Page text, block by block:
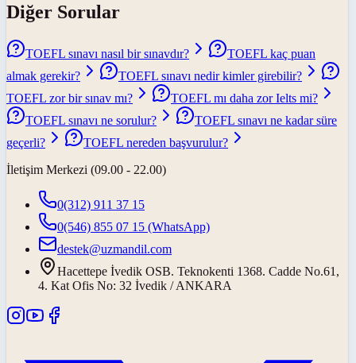
Diğer Sorular
TOEFL sınavı nasıl bir sınavdır?
TOEFL kaç puan
almak gerekir?
TOEFL sınavı nedir kimler girebilir?
TOEFL zor bir sınav mı?
TOEFL mı daha zor Ielts mi?
TOEFL sınavı ne sorulur?
TOEFL sınavı ne kadar süre
geçerli?
TOEFL nereden başvurulur?
İletişim Merkezi (09.00 - 22.00)
0(312) 911 37 15
0(546) 855 07 15 (WhatsApp)
destek@uzmandil.com
Hacettepe İvedik OSB. Teknokenti 1368. Cadde No.61,
4. Kat Ofis No: 32 İvedik / ANKARA